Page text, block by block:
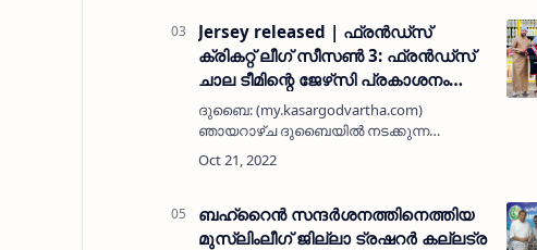
സമൂഹത്തിലെ ക…
Jersey released | ഫ്രൻഡ്സ്
ക്രികറ്റ് ലീഗ് സീസൺ 3: ഫ്രൻഡ്സ്
ചാല ടീമിന്റെ ജേഴ്‌സി പ്രകാശനം
ചെയ്തു
ദുബൈ: (my.kasargodvartha.com)
ഞായറാഴ്ച ദുബൈയിൽ നടക്കുന്ന
ഫ്രൻഡ്സ് ക്രികറ്റ് ലീഗ് സീസൺ 3
ടൂർണമെന്റിൽ മത്സരിക്കുന്ന ഫ്രൻഡ്സ്
യുഎഇയിലെ പ്രമുഖ വ്യ…
ബഹ്‌റൈന്‍ സന്ദര്‍ശനത്തിനെത്തിയ
മുസ്ലിംലീഗ് ജില്ലാ ട്രഷറര്‍ കല്ലട്ര